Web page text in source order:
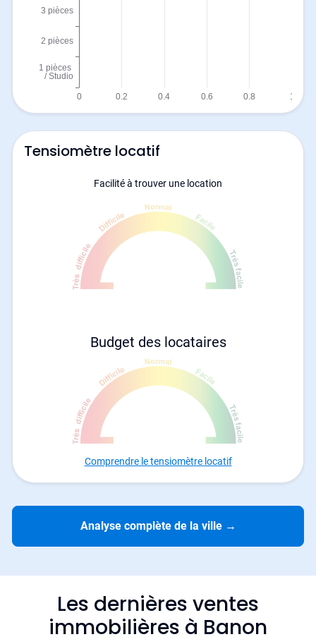
Tensiomètre locatif
Facilité à trouver une location
Budget des locataires
Comprendre le tensiomètre locatif
Analyse complète de la ville →
Les dernières ventes
immobilières à Banon